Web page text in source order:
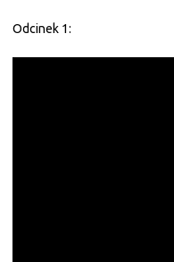
Odcinek 1: